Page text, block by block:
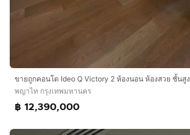
ขายถูกคอนโด Ideo Q Victory 2 ห้องนอน ห้องสวย ชั้นสูง
พญาไท กรุงเทพมหานคร
฿ 12,390,000